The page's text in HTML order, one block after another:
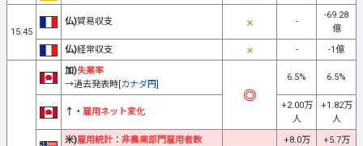
15:45
仏)貿易収支 -
-69.28
億
仏)経常収支 - -1億
加)失業率
→過去発表時[カナダ円]
6.5% 6.5%
↑・ 雇用ネット変化
+2.00万
人
+1.82万
人
米)雇用統計 ： 非農業部門雇用者数
+8.0万
+5.7万